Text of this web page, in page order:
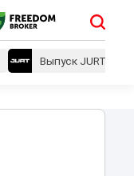
Выпуск JURT